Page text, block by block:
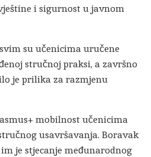
i sigurnost u javnom
su učenicima uručene
stručnoj praksi, a završno
je prilika za razmjenu
mobilnost učenicima
usavršavanja. Boravak
je stjecanje međunarodnog